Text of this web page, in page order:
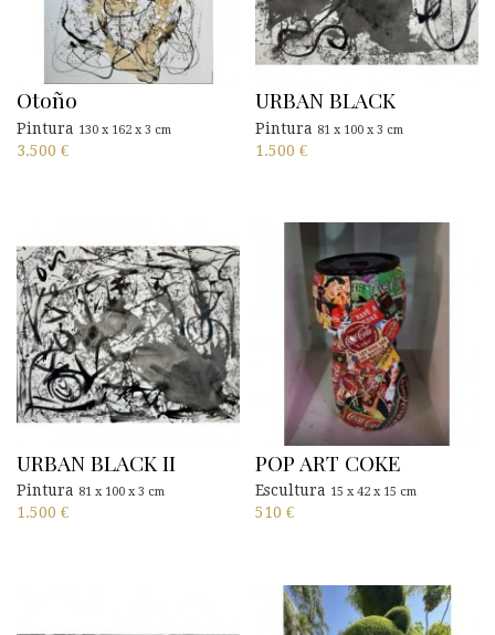
Otoño
Pintura 130 x 162 x 3 cm
3.500 €
URBAN BLACK
Pintura 81 x 100 x 3 cm
1.500 €
URBAN BLACK II
Pintura 81 x 100 x 3 cm
1.500 €
POP ART COKE
Escultura 15 x 42 x 15 cm
510 €